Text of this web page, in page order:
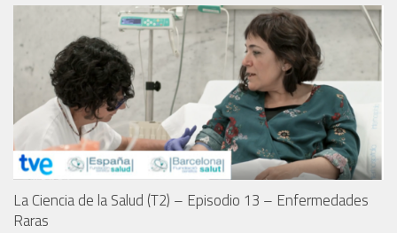
La Ciencia de la Salud (T2) – Episodio 13 – Enfermedades
Raras